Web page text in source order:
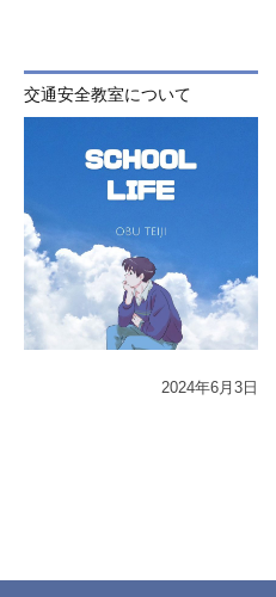
交通安全教室について
2024年6月3日